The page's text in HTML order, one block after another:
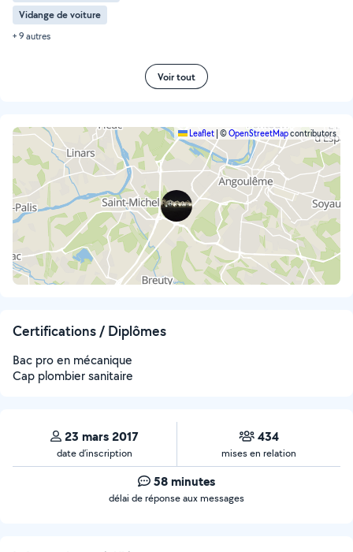
Vidange de voiture
+ 9 autres
Voir tout
Leaflet ©OpenStreetMapcontributors
Certifications / Diplômes
Bac pro en mécanique
Cap plombier sanitaire
23 mars 2017
date d’inscription
434
mises en relation
58 minutes
délai de réponse aux messages